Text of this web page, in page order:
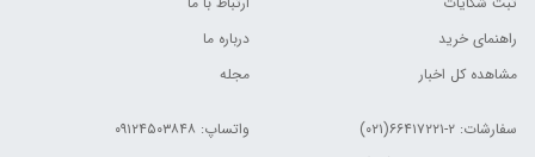
ثبت شکایات
راهنمای خرید
مشاهده کل اخبار
ارتباط با ما
درباره ما
مجله
سفارشات: ۲-۶۶۴۱۷۲۲۱(۰۲۱) واتساپ: ۰۹۱۲۴۵۰۳۸۴۸